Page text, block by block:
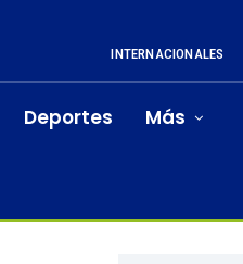
INTERNACIONALES
Deportes Más